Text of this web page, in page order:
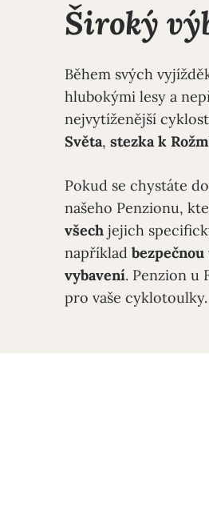
Široký
Během svých
hlubokými lesy a
nejvytíženější
Světa, stezka k
Pokud se chystáte do
našeho Penzionu,
všech jejich
například
vybavení. Penzion u
pro vaše cyklotoulky.